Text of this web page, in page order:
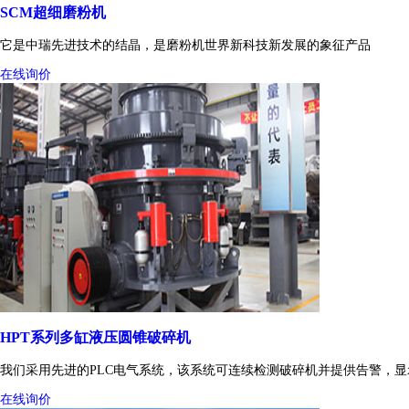
SCM超细磨粉机
它是中瑞先进技术的结晶，是磨粉机世界新科技新发展的象征产品
在线询价
HPT系列多缸液压圆锥破碎机
我们采用先进的PLC电气系统，该系统可连续检测破碎机并提供告警，
在线询价